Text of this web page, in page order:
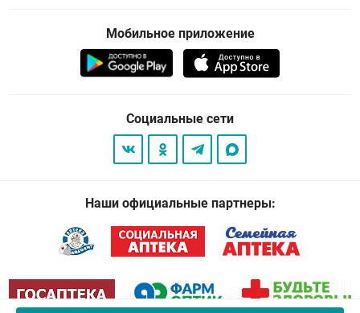
Мобильное приложение
Социальные сети
Наши официальные партнеры: